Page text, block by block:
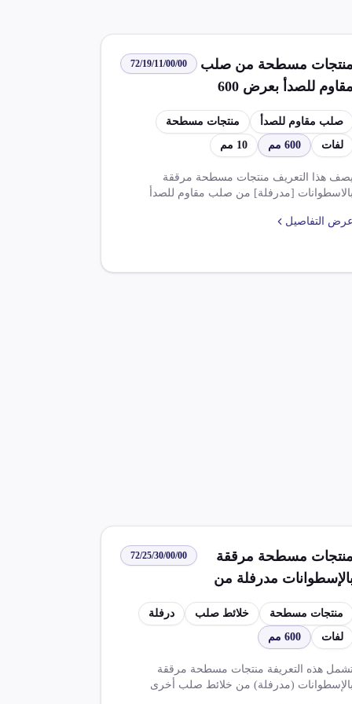
منتجات مسطحة من صلب
مقاوم للصدأ بعرض 600
مم أو أكثر بسمك يزيد عن
10 مم بشكل لفات
72/19/11/00/00
صلب مقاوم للصدأ
منتجات مسطحة
لفات
600 مم 10 مم
يصف هذا التعريف منتجات مسطحة مرققة
بالاسطوانات [مدرفلة] من صلب مقاوم للصدأ
قواعد وموافقات للتعريف مثل موافقة
عرض التفاصيل
منتجات مسطحة مرققة
مدرفلة من
خلائط صلب بعرض 600 مم
أو أكثر غير مشغولة بأكثر
من الدرفلة بالحرارة بشكل
72/25/30/00/00
منتجات مسطحة خلائط صلب
درفلة
لفات
600 مم
هذه التعريفة منتجات مسطحة مرققة
بالإسطوانات (مدرفلة) من خلائط صلب أخرى